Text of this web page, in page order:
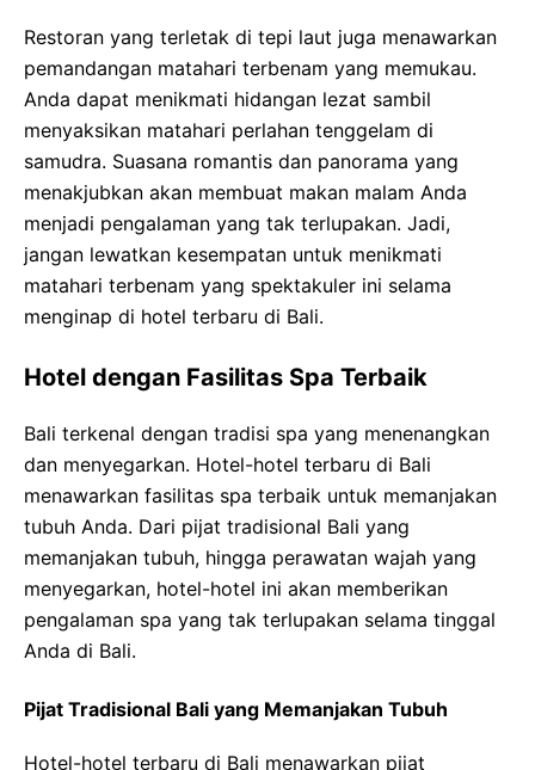
Restoran yang terletak di tepi laut juga menawarkan
pemandangan matahari terbenam yang memukau.
Anda dapat menikmati hidangan lezat sambil
menyaksikan matahari perlahan tenggelam di
samudra. Suasana romantis dan panorama yang
menakjubkan akan membuat makan malam Anda
menjadi pengalaman yang tak terlupakan. Jadi,
jangan lewatkan kesempatan untuk menikmati
matahari terbenam yang spektakuler ini selama
menginap di hotel terbaru di Bali.
Hotel dengan Fasilitas Spa Terbaik
Bali terkenal dengan tradisi spa yang menenangkan
dan menyegarkan. Hotel-hotel terbaru di Bali
menawarkan fasilitas spa terbaik untuk memanjakan
tubuh Anda. Dari pijat tradisional Bali yang
memanjakan tubuh, hingga perawatan wajah yang
menyegarkan, hotel-hotel ini akan memberikan
pengalaman spa yang tak terlupakan selama tinggal
Anda di Bali.
Pijat Tradisional Bali yang Memanjakan Tubuh
Hotel-hotel terbaru di Bali menawarkan pijat